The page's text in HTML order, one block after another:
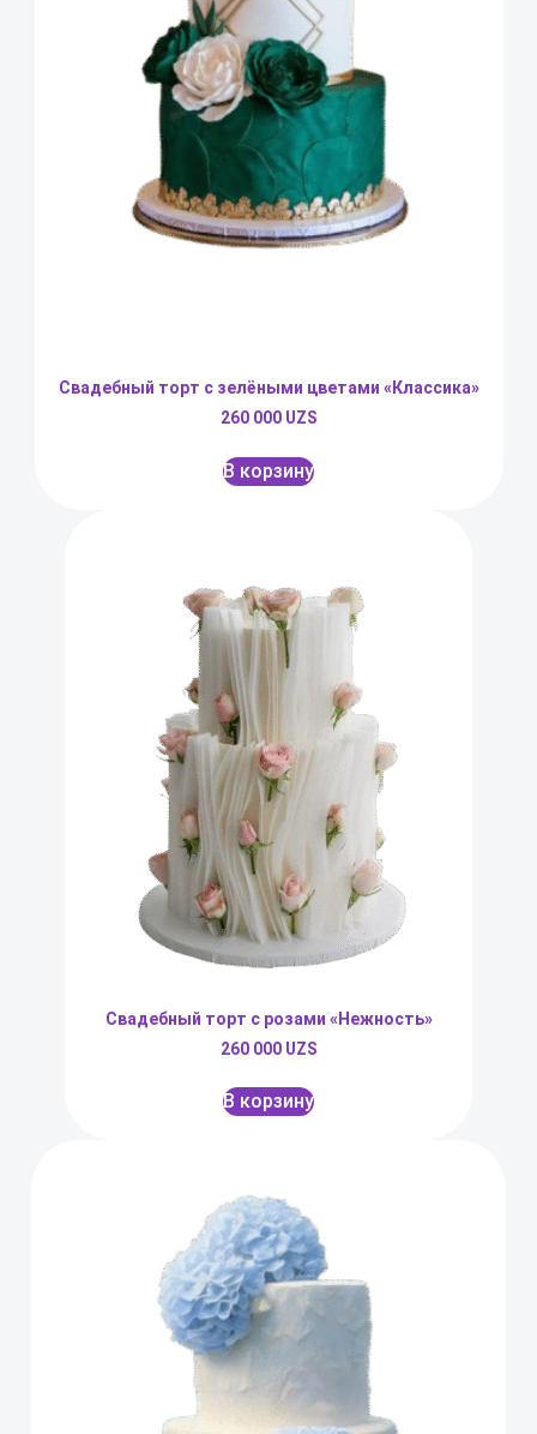
Свадебный торт с зелёными цветами «Классика»
260 000 UZS
В корзину
Свадебный торт с розами «Нежность»
260 000 UZS
В корзину